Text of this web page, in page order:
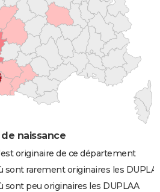
naissance
originaire de ce département
sont rarement originaires les
sont peu originaires les DUPLAA